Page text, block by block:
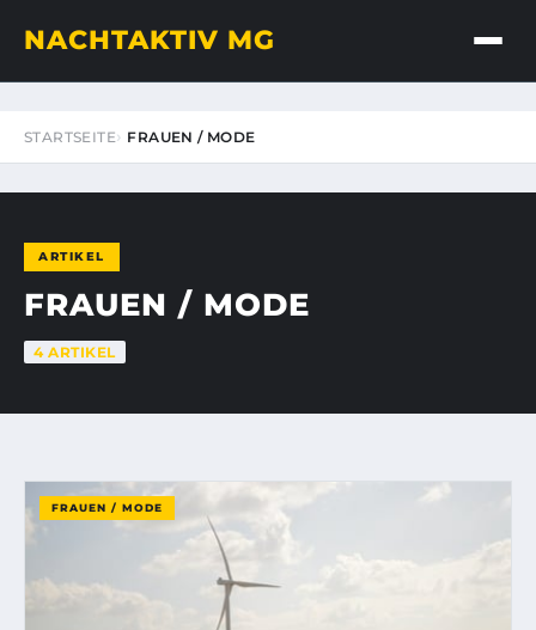
NACHTAKTIV MG
STARTSEITE FRAUEN / MODE
ARTIKEL
FRAUEN / MODE
4 ARTIKEL
FRAUEN / MODE